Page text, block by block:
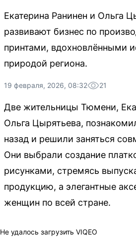
Екатерина Ранинен и Ольга
развивают бизнес по
принтами, вдохновлёнными
природой региона.
19 февраля, 2026, 08:32 21
Две жительницы Тюмени,
Ольга Цырятьева,
назад и решили заняться
Они выбрали создание
рисунками, стремясь
продукцию, а элегантные
женщин по всей стране.
Не удалось загрузить VIQEO